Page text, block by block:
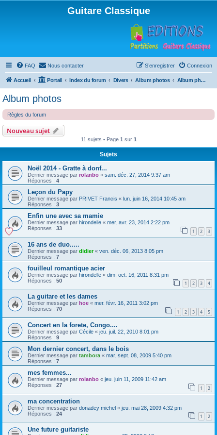
Guitare Classique
FAQ Nous contacter Connexion
S’enregistrer
Accueil Portail Index du forum Divers Album photos Album photos
Album photos
Règles du forum
Nouveau sujet
11 sujets • Page 1 sur 1
Sujets
Noël 2014 - Gratte à donf...
Dernier message par rolanbo « sam. déc. 27, 2014 9:37 am
Réponses : 4
Leçon du Papy
Dernier message par PRIVET Francis « lun. juin 16, 2014 10:45 am
Réponses : 3
Enfin une avec sa mamie
Dernier message par hirondelle « mer. avr. 23, 2014 2:22 pm
Réponses : 33 1 2 3
16 ans de duo.....
Dernier message par didier« ven. déc. 06, 2013 8:05 pm
Réponses : 7
fouilleul romantique acier
Dernier message par hirondelle « dim. oct. 16, 2011 8:31 pm
Réponses : 50 1 2 3 4
La guitare et les dames
Dernier message par hoe « mer. févr. 16, 2011 3:02 pm
Réponses : 70 1 2 3 4 5
Concert en la forete, Congo....
Dernier message par Cécile « jeu. juil. 22, 2010 8:01 pm
Réponses : 9
Mon dernier concert, dans le bois
Dernier message par tambora « mar. sept. 08, 2009 5:40 pm
Réponses : 7
mes femmes...
Dernier message par rolanbo « jeu. juin 11, 2009 11:42 am
Réponses : 27 1 2
ma concentration
Dernier message par donadey michel « jeu. mai 28, 2009 4:32 pm
Réponses : 24 1 2
Une future guitariste